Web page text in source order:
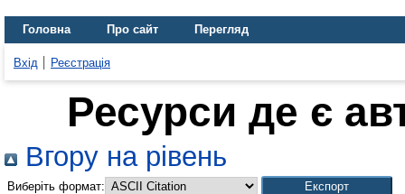
Головна Про сайт Перегляд
Вхід Реєстрація
Ресурси де є
Вгору на рівень
Виберіть формат: